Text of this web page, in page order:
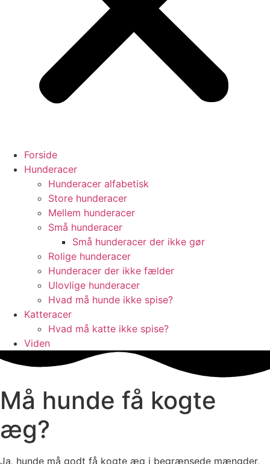
Forside
Hunderacer
Hunderacer alfabetisk
Store hunderacer
Mellem hunderacer
Små hunderacer
Små hunderacer der ikke gør
Rolige hunderacer
Hunderacer der ikke fælder
Ulovlige hunderacer
Hvad må hunde ikke spise?
Katteracer
Hvad må katte ikke spise?
Viden
Må hunde få kogte
æg?
Ja, hunde må godt få kogte æg i begrænsede mængder,